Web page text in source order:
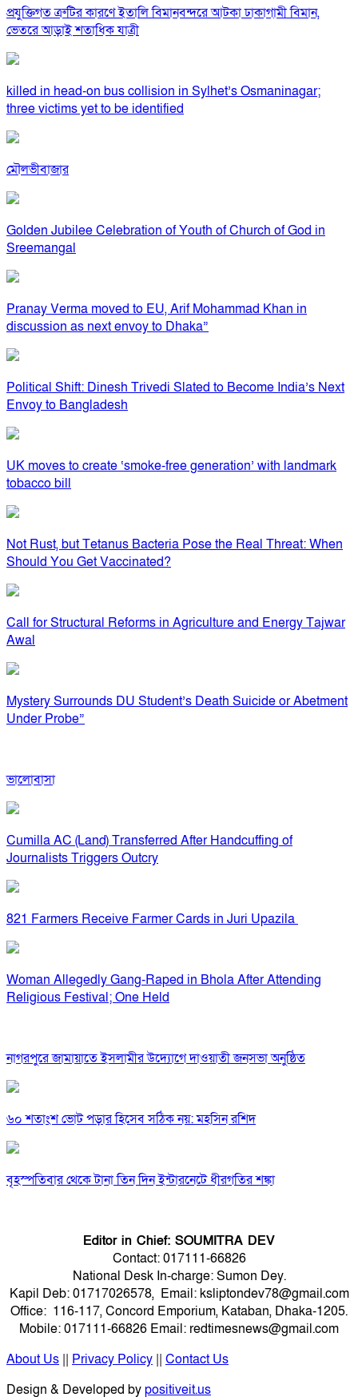
প্রযুক্তিগত ত্রুটির কারণে ইতালি বিমানবন্দরে আটকা ঢাকাগামী বিমান,
ভেতরে আড়াই শতাধিক যাত্রী
killed in head-on bus collision in Sylhet’s Osmaninagar;
three victims yet to be identified
মৌলভীবাজার
Golden Jubilee Celebration of Youth of Church of God in
Sreemangal
Pranay Verma moved to EU, Arif Mohammad Khan in
discussion as next envoy to Dhaka”
Political Shift: Dinesh Trivedi Slated to Become India’s Next
Envoy to Bangladesh
UK moves to create ‘smoke-free generation’ with landmark
tobacco bill
Not Rust, but Tetanus Bacteria Pose the Real Threat: When
Should You Get Vaccinated?
Call for Structural Reforms in Agriculture and Energy Tajwar
Awal
Mystery Surrounds DU Student’s Death Suicide or Abetment
Under Probe”
ভালোবাসা
Cumilla AC (Land) Transferred After Handcuffing of
Journalists Triggers Outcry
821 Farmers Receive Farmer Cards in Juri Upazila
Woman Allegedly Gang-Raped in Bhola After Attending
Religious Festival; One Held
নাগরপুরে জামায়াতে ইসলামীর উদ্যোগে দাওয়াতী জনসভা অনুষ্ঠিত
৬০ শতাংশ ভোট পড়ার হিসেব সঠিক নয়: মহসিন রশিদ
বৃহস্পতিবার থেকে টানা তিন দিন ইন্টারনেটে ধীরগতির শঙ্কা
Editor in Chief: SOUMITRA DEV
Contact: 017111-66826
National Desk In-charge: Sumon Dey.
Kapil Deb: 01717026578, Email: ksliptondev78@gmail.com
Office: 116-117, Concord Emporium, Kataban, Dhaka-1205.
Mobile: 017111-66826 Email: redtimesnews@gmail.com
About Us || Privacy Policy || Contact Us
Design & Developed bypositiveit.us